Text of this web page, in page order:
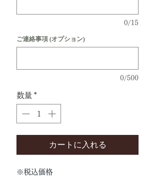
0/15
ご連絡事項 (オプション)
0/500
数量 *
カートに入れる
※税込価格